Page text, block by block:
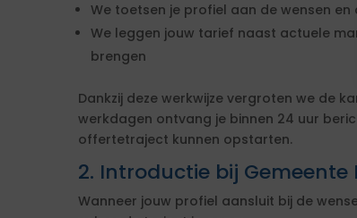
We toetsen je profiel aan de wensen
We leggen jouw tarief naast actuele
brengen
Dankzij deze werkwijze vergroten we de
werkdagen ontvang je binnen 24 uur
offertetraject kunnen opstarten.
2. Introductie bij Gemeente
Wanneer jouw profiel aansluit bij de